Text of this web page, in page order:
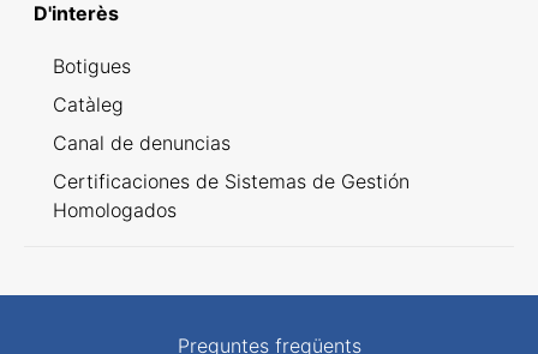
D'interès
Botigues
Catàleg
Canal de denuncias
Certificaciones de Sistemas de Gestión
Homologados
Preguntes freqüents